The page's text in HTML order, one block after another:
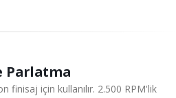
Parlatma
finisaj için kullanılır. 2.500 RPM'lik